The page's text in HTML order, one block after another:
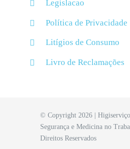
Legislacao
Política de Privacidade
Litígios de Consumo
Livro de Reclamações
© Copyright 2026 |
Segurança e Medicina no
Direitos Reservados